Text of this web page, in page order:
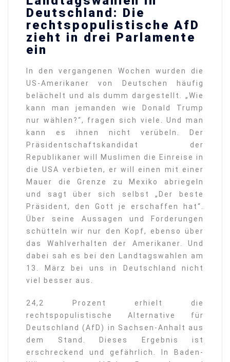
Deutschland: Die
rechtspopulistische AfD
zieht in drei Parlamente
ein
In den vergangenen Wochen wurden die
US-Amerikaner von Deutschen häufig
belächelt und als dumm dargestellt. „Wie
kann man jemanden wie Donald Trump
nur wählen?“, fragen sich viele. Und man
kann es ihnen nicht verübeln. Der
Präsidentschaftskandidat der
Republikaner will Muslimen die Einreise in
die USA verbieten, er will einen mit einer
Mauer die Grenze zu Mexiko abriegeln
und sagt über sich selbst „Der beste
Präsident, den Gott je erschaffen hat“.
Über seine Aussagen und Forderungen
schütteln wir nur den Kopf, ebenso über
das Wahlverhalten der Amerikaner. Und
dabei sah es bei den Landtagswahlen am
13. März bei uns in Deutschland nicht
viel besser aus.
24,2 Prozent erhielt die
rechtspopulistische Alternative für
Deutschland (AfD) in Sachsen-Anhalt aus
dem Stand. Dieses Ergebnis ist
erschreckend und gefährlich. In Baden-